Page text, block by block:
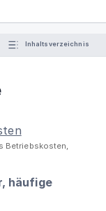
Inhaltsverzeichnis
Betriebskosten,
häufige